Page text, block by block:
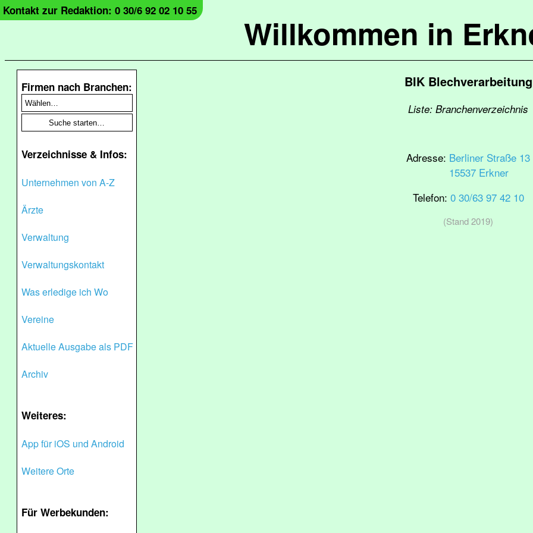
Willkommen in
Kontakt zur Redaktion: 0 30/6 92 02 10 55
Firmen nach Branchen:
Verzeichnisse & Infos:
Unternehmen von A-Z
Ärzte
Verwaltung
Verwaltungskontakt
Was erledige ich Wo
Vereine
Aktuelle Ausgabe als PDF
Archiv
Weiteres:
App für iOS und Android
Weitere Orte
Für Werbekunden:
BIK Blechverarbeitung
Liste: Branchenverzeichnis
Adresse: Berliner Straße 13
15537 Erkner
Telefon: 0 30/63 97 42 10
(Stand 2019)